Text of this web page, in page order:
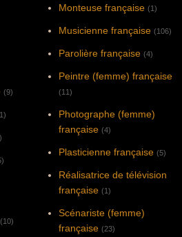
(9)
(10)
Monteuse française (1)
Musicienne française (106)
Parolière française (4)
Peintre (femme) française
(11)
Photographe (femme)
française (4)
Plasticienne française (5)
Réalisatrice de télévision
française (1)
Scénariste (femme)
française (23)